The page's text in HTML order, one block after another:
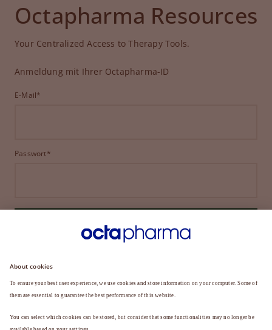
Octapharma Resources
Your Centralized Access to Therapy Tools.
Anmeldung mit Ihrer Octapharma-ID
E-Mail*
Passwort*
ANMELDEN